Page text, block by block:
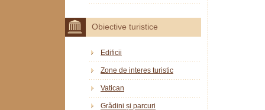
Obiective turistice
Edificii
Zone de interes turistic
Vatican
Grădini și parcuri